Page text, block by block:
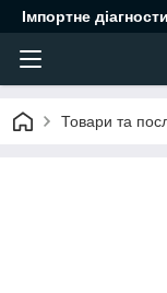
Імпортне
Товари та